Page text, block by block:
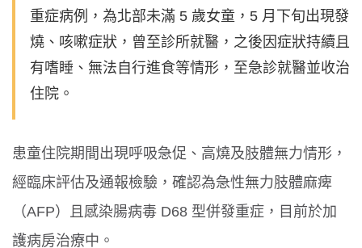
重症病例，為北部未滿 5 歲女童，5 月下旬出現發
燒、咳嗽症狀，曾至診所就醫，之後因症狀持續且
有嗜睡、無法自行進食等情形，至急診就醫並收治
住院。
患童住院期間出現呼吸急促、高燒及肢體無力情形，
經臨床評估及通報檢驗，確認為急性無力肢體麻痺
（AFP）且感染腸病毒 D68 型併發重症，目前於加
護病房治療中。